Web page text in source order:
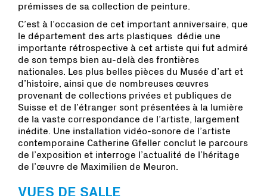
prémisses de sa collection de peinture.
C’est à l’occasion de cet important anniversaire, que
le département des arts plastiques dédie une
importante rétrospective à cet artiste qui fut admiré
de son temps bien au-delà des frontières
nationales. Les plus belles pièces du Musée d’art et
d’histoire, ainsi que de nombreuses œuvres
provenant de collections privées et publiques de
Suisse et de l’étranger sont présentées à la lumière
de la vaste correspondance de l’artiste, largement
inédite. Une installation vidéo-sonore de l’artiste
contemporaine Catherine Gfeller conclut le parcours
de l’exposition et interroge l’actualité de l’héritage
de l’œuvre de Maximilien de Meuron.
VUES DE SALLE